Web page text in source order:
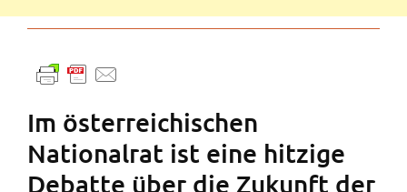
Im österreichischen
Nationalrat ist eine hitzige
Debatte über die Zukunft der